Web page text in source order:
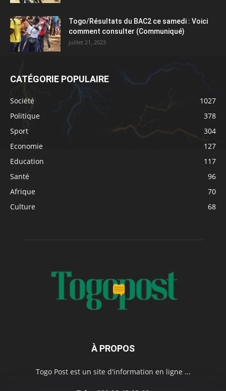
Togo/Résultats du BAC2 ce samedi : Voici
comment consulter (Communiqué)
juillet 21, 2023
CATÉGORIE POPULAIRE
Société
1027
Politique
378
Sport
304
Economie
127
Education
117
Santé
96
Afrique
70
Culture
68
À PROPOS
Togo Post est un site d'information en ligne ...